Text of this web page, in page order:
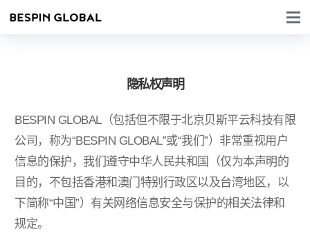
隐私权声明
BESPIN GLOBAL（包括但不限于北京贝斯平云科技有限
公司，称为“BESPIN GLOBAL”或“我们”）非常重视用户
信息的保护，我们遵守中华人民共和国（仅为本声明的
目的，不包括香港和澳门特别行政区以及台湾地区，以
下简称“中国”）有关网络信息安全与保护的相关法律和
规定。